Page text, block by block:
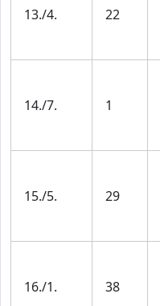
13./4. 22
14./7. 1
15./5. 29
16./1. 38